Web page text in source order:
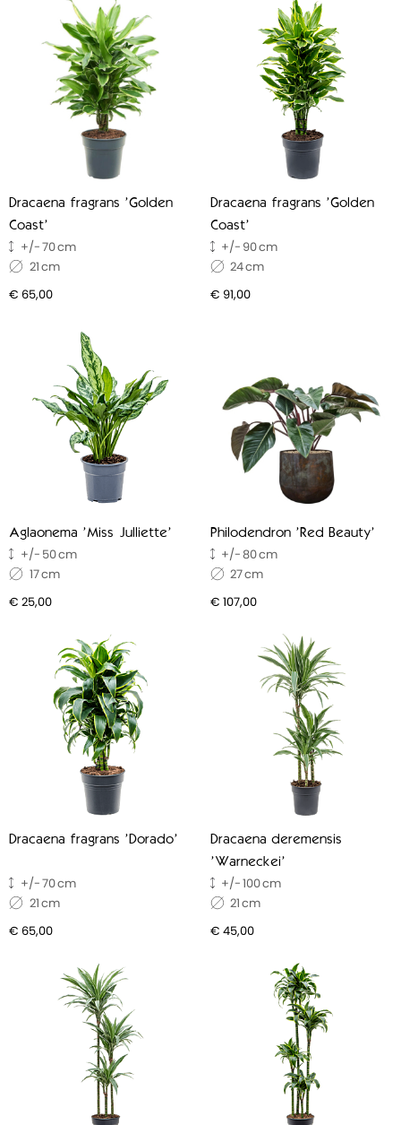
Dracaena fragrans 'Golden
Coast'
70
21
€ 65,00
Dracaena fragrans 'Golden
Coast'
90
24
€ 91,00
Aglaonema 'Miss Julliette'
50
17
€ 25,00
Philodendron 'Red Beauty'
80
27
€ 107,00
Dracaena fragrans 'Dorado'
70
21
€ 65,00
Dracaena deremensis
'Warneckei'
100
21
€ 45,00